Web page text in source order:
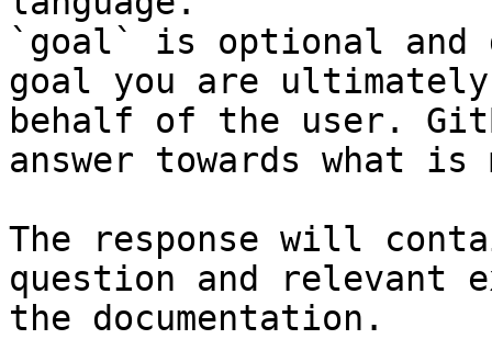
`goal` is optional and
goal you are
behalf of the user.
answer towards what
The response will
question and relevant
the documentation.